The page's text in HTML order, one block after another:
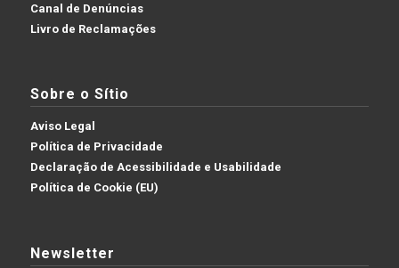
Canal de Denúncias
Livro de Reclamações
Sobre o Sítio
Aviso Legal
Política de Privacidade
Declaração de Acessibilidade e Usabilidade
Política de Cookie (EU)
Newsletter